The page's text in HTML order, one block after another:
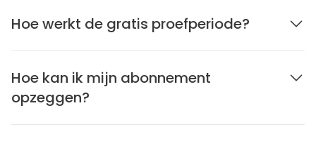
Hoe werkt de gratis proefperiode?
Hoe kan ik mijn abonnement
opzeggen?